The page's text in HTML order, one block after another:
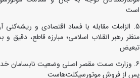
است
الزامات مقابله با فساد اقتصادی و ریشه‌کنی
منظر رهبر انقلاب اسلامی؛ مبارزه قاطع، دقیق و
تبعیض
وزارت صمت مقصر اصلی وضعیت نابسامان
پس از فروش موتورسیکلت‌هاست